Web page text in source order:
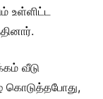
உள்ளிட்ட
வீடு
கொடுத்தபோது,